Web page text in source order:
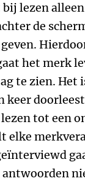
lezen
de
geven.
het merk
te zien. Het
keer
tot een
elke
antwoorden